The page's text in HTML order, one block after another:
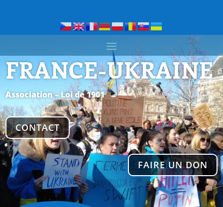
FRANCE-UKRAINE
Association – Loi de 1901
CONTACT
FAIRE UN DON